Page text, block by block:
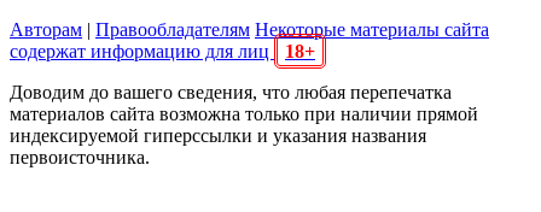
Авторам | Правообладателям Некоторые материалы сайта
содержат информацию для лиц
18+
Доводим до вашего сведения, что любая перепечатка
материалов сайта возможна только при наличии прямой
индексируемой гиперссылки и указания названия
первоисточника.